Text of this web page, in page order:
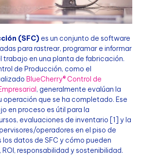
(SFC) es un conjunto de software
para rastrear, programar e informar
trabajo en una planta de fabricación.
de Producción, como el
BlueCherry® Control de
, generalmente evalúan la
operación que se ha completado. Ese
en proceso es útil para la
evaluaciones de inventario [1] y la
operadores en el piso de
datos de SFC y cómo pueden
responsabilidad y sostenibilidad.